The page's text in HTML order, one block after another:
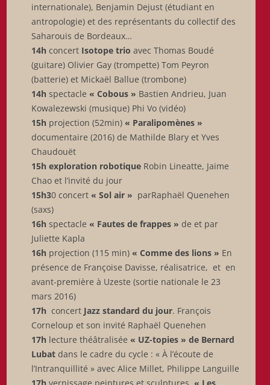
internationale), Benjamin Dejust (étudiant en
antropologie) et des représentants du collectif des
Saharouis de Bordeaux…
14hconcertIsotope trio avec Thomas Boudé
(guitare) Olivier Gay (trompette) Tom Peyron
(batterie) et Mickaël Ballue (trombone)
14hspectacle « Cobous » Bastien Andrieu, Juan
Kowalezewski (musique) Phi Vo (vidéo)
15hprojection (52min) « Paralipomènes »
documentaire (2016) de Mathilde Blary et Yves
Chaudouët
15h exploration robotiqueRobin Lineatte, Jaime
Chao et l’invité du jour
15h30 concert « Sol air » parRaphaël Quenehen
(saxs)
16hspectacle « Fautes de frappes » de et par
Juliette Kapla
16hprojection (115 min)« Comme des lions » En
présence de Françoise Davisse, réalisatrice, et en
avant-première à Uzeste (sortie nationale le 23
mars 2016)
17hconcertJazz standard du jour. François
Corneloup et son invité Raphaël Quenehen
17hlecture théâtralisée « UZ-topies » de Bernard
Lubatdans le cadre du cycle : « À l’écoute de
l’Intranquillité » avec Alice Millet, Philippe Languille